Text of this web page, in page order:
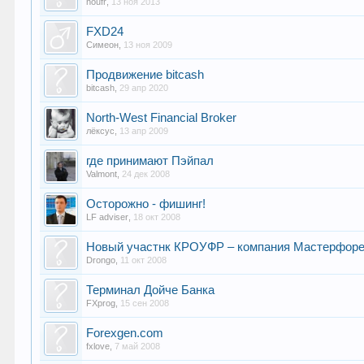
FXD24
Симеон 13 ноя 2009
Продвижение bitcash
bitcash 29 апр 2020
North-West Financial Broker
лёксус 13 апр 2009
где принимают Пэйпал
Valmont 24 дек 2008
Осторожно - фишинг!
LF adviser 18 окт 2008
Новый участнк КРОУФР – компания
Drongo 11 окт 2008
Терминал Дойче Банка
FXprog 15 сен 2008
Forexgen.com
fxlove 7 май 2008